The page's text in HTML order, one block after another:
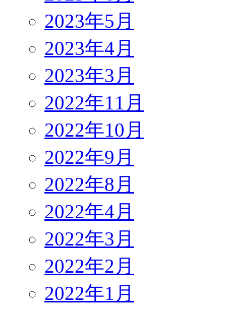
2023年5月
2023年4月
2023年3月
2022年11月
2022年10月
2022年9月
2022年8月
2022年4月
2022年3月
2022年2月
2022年1月